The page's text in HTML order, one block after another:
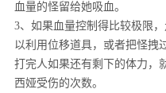
血量的怪留给她吸血。
3、如果血量控制得比较极限
以利用位移道具，或者把怪拽
打完人如果还有剩下的体力，
西娅受伤的次数。